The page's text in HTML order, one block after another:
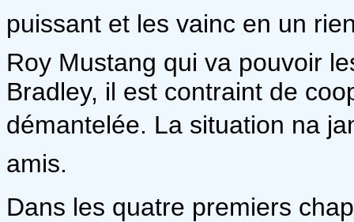
puissant et les vainc en un
Roy Mustang qui va pouvoir
Bradley, il est contraint de
démantelée. La situation na
amis.
Dans les quatre premiers